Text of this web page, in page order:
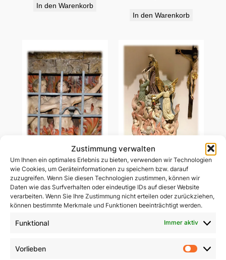
Zustimmung verwalten
Um Ihnen ein optimales Erlebnis zu bieten, verwenden wir Technologien
wie Cookies, um Geräteinformationen zu speichern bzw. darauf
zuzugreifen. Wenn Sie diesen Technologien zustimmen, können wir
Daten wie das Surfverhalten oder eindeutige IDs auf dieser Website
verarbeiten. Wenn Sie Ihre Zustimmung nicht erteilen oder zurückziehen,
können bestimmte Merkmale und Funktionen beeinträchtigt werden.
Funktional Immer aktiv
Vorlieben
In den Warenkorb
In den Warenkorb
Ablass-Gebetsbildchen
(Motiv C: Dießen)
5,00€
Ablass-Gebetsbildchen
(Motiv D: Maria
Vesperbild)